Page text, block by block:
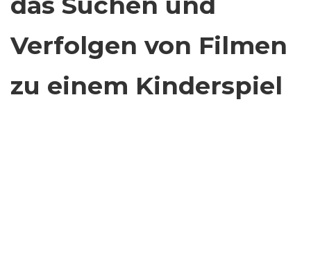
Verfolgen von Filmen
zu einem Kinderspiel